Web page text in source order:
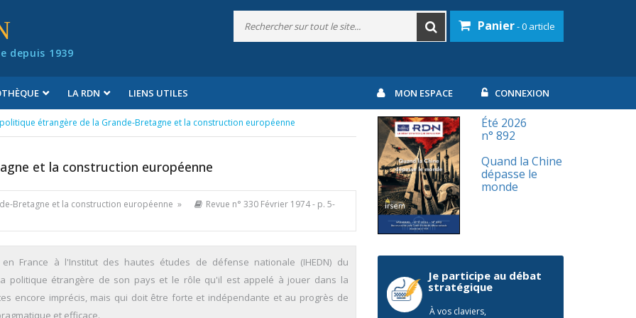
depuis 1939
Panier- 0 article
LA RDN LIENS UTILES MON ESPACE CONNEXION
étrangère de la Grande-Bretagne et la construction européenne
et la construction européenne
Bretagne et la construction européenne » Revue n° 330 Février 1974- p. 5-
France à l'Institut des hautes études de défense nationale (IHEDN) du
politique étrangère de son pays et le rôle qu'il est appelé à jouer dans la
encore imprécis, mais qui doit être forte et indépendante et au progrès de
et efficace.
Été 2026
n° 892
Quand la Chine
dépasse le
monde
Je participe au débat
stratégique
À vos claviers,